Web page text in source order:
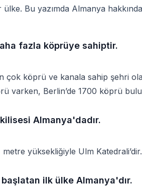
Bu yazımda Almanya
fazla köprüye sahiptir.
çok köprü ve kanala sahip şehri
varken, Berlin’de 1700 köprü
Almanya'dadır.
yüksekliğiyle Ulm Katedrali’dir.
başlatan ilk ülke Almanya'dır.